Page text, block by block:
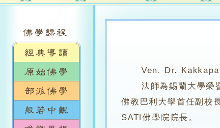
Ven. Dr.
法師為錫蘭大學榮譽
佛教巴利大學首任副校
SATI佛學院院長。